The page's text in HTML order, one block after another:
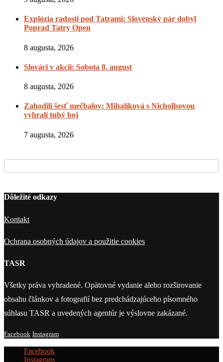
Explózia radosti pod Tatrami: Slovenský pár dobyl
Poprad Tatry Open
8 augusta, 2026
Slováci v akcii: Sobota 8. august
8 augusta, 2026
Zahodili šesť mečbalov: Mihalíková s Nichollsovou
vyhrali tuhý boj
7 augusta, 2026
Dôležité odkazy
Kontakt
Ochrana osobných údajov a použitie cookies
TASR
Všetky práva vyhradené. Opätovné vydanie alebo rozširovanie
obsahu článkov a fotografií bez predchádzajúceho písomného
súhlasu TASR a uvedených agentúr je výslovne zakázané.
Facebook Instagram
Facebook
Instagram